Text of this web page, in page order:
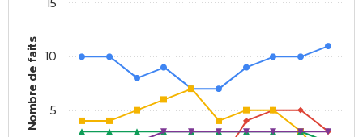
Nombre de faits 5
10
15